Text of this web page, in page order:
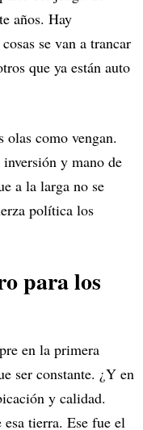
años. Hay
se van a trancar
que ya están auto
olas como vengan.
y mano de
a la larga no se
política los
para los
en la primera
ser constante. ¿Y en
y calidad.
esa tierra. Ese fue el